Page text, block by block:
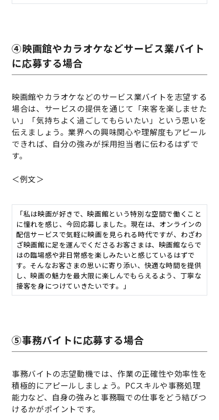
④映画館やカラオケなどサービス業バイト
に応募する場合
映画館やカラオケなどのサービス業バイトを志望する
場合は、サービスの提供を通じて「来客を楽しませた
い」「気持ちよく過ごしてもらいたい」という思いを
伝えましょう。業界への興味関心や理解度もアピール
できれば、自分の強みが採用担当者に伝わるはずで
す。
＜例文＞
「私は映画が好きで、映画館という特別な空間で働くこと
に憧れを感じ、今回応募しました。現在は、オンラインの
配信サービスで気軽に映画を見られる時代ですが、わざわ
ざ映画館に足を運んでくださるお客さまは、映画館ならで
はの臨場感や非日常感を楽しみたいと感じているはずで
す。そんなお客さまの思いに寄り添い、快適な時間を提供
し、映画の魅力を最大限に楽しんでもらえるよう、丁寧な
接客を身につけていきたいです。」
⑤事務バイトに応募する場合
事務バイトの志望動機では、作業の正確性や効率性を
積極的にアピールしましょう。PCスキルや事務処理
能力など、自身の強みと事務職での仕事をどう結びつ
けるかがポイントです。